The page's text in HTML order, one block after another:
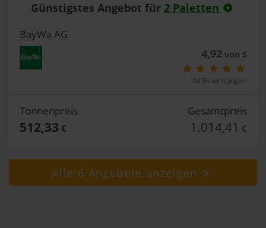
Günstigstes Angebot für 2 Paletten
BayWa AG
4,92von 5
48 Bewertungen
Tonnenpreis
512,33 €
Gesamtpreis
1.014,41 €
Alle 6 Angebote anzeigen